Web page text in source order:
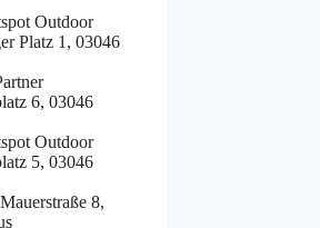
Outdoor
Platz 1, 03046
6, 03046
Outdoor
5, 03046
Mauerstraße 8,